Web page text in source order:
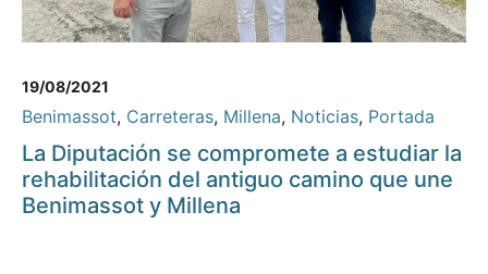
19/08/2021
Benimassot, Carreteras, Millena, Noticias, Portada
La Diputación se compromete a estudiar la
rehabilitación del antiguo camino que une
Benimassot y Millena